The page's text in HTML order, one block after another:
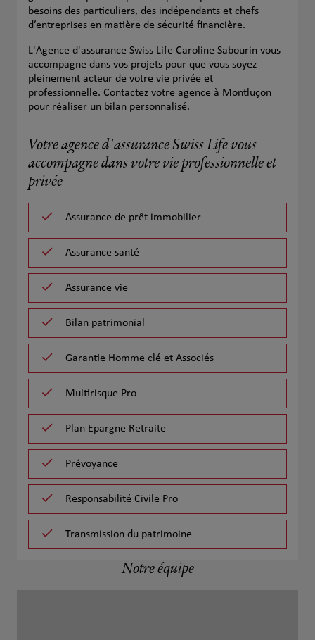
besoins des particuliers, des indépendants et chefs
d’entreprises en matière de sécurité financière.
L'Agence d'assurance Swiss Life Caroline Sabourin vous
accompagne dans vos projets pour que vous soyez
pleinement acteur de votre vie privée et
professionnelle. Contactez votre agence à Montluçon
pour réaliser un bilan personnalisé.
Votre agence d'assurance Swiss Life vous
accompagne dans votre vie professionnelle et
privée
Assurance de prêt immobilier
Assurance santé
Assurance vie
Bilan patrimonial
Garantie Homme clé et Associés
Multirisque Pro
Plan Epargne Retraite
Prévoyance
Responsabilité Civile Pro
Transmission du patrimoine
Notre équipe